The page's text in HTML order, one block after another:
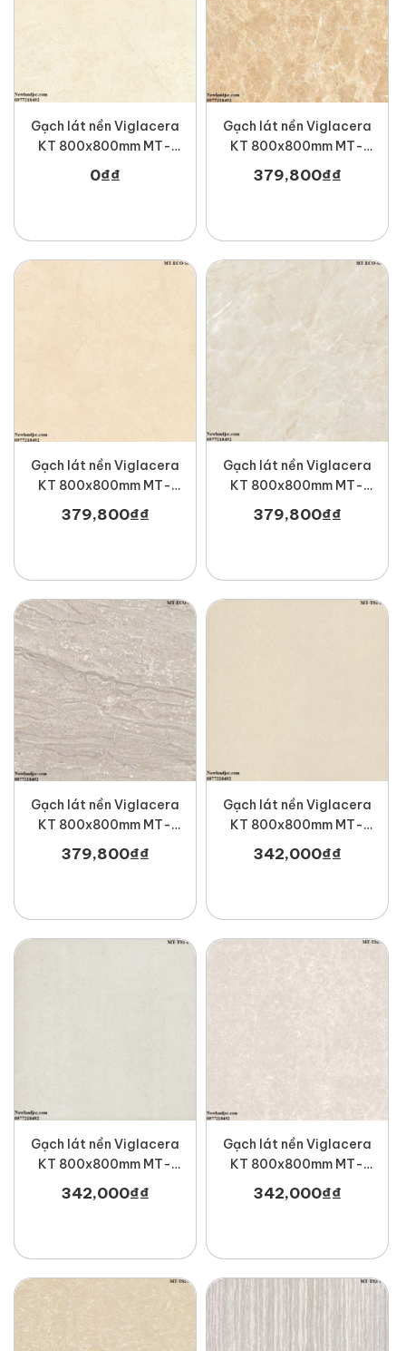
Gạch lát nền Viglacera
KT 800x800mm MT-
ECO-S802
0₫₫
Gạch lát nền Viglacera
KT 800x800mm MT-
ECO-S803
379,800₫₫
Gạch lát nền Viglacera
KT 800x800mm MT-
ECO-S820
379,800₫₫
Gạch lát nền Viglacera
KT 800x800mm MT-
ECO-S822
379,800₫₫
Gạch lát nền Viglacera
KT 800x800mm MT-
ECO-824
379,800₫₫
Gạch lát nền Viglacera
KT 800x800mm MT-
TS1-815
342,000₫₫
Gạch lát nền Viglacera
KT 800x800mm MT-
TS1-817
342,000₫₫
Gạch lát nền Viglacera
KT 800x800mm MT-
TS2-817
342,000₫₫